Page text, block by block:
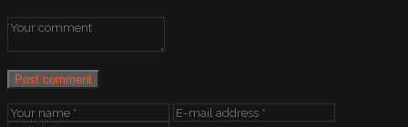
Post comment